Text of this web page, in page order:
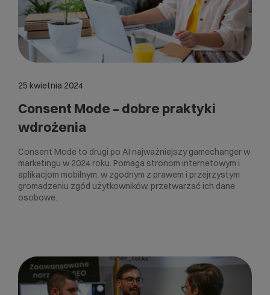
25 kwietnia 2024
Consent Mode – dobre praktyki
wdrożenia
Consent Mode to drugi po AI najważniejszy gamechanger w
marketingu w 2024 roku. Pomaga stronom internetowym i
aplikacjom mobilnym, w zgodnym z prawem i przejrzystym
gromadzeniu zgód użytkowników, przetwarzać ich dane
osobowe.